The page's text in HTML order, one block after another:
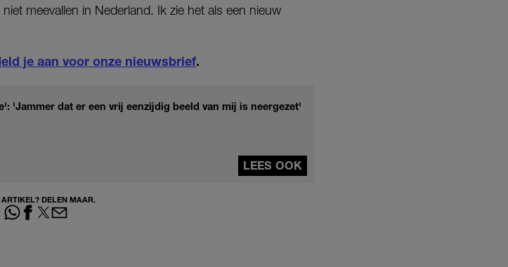
meevallen in Nederland. Ik zie het als een nieuw
je aan voor onze nieuwsbrief.
'Jammer dat er een vrij eenzijdig beeld van mij is neergezet'
LEES OOK
ARTIKEL? DELEN MAAR.